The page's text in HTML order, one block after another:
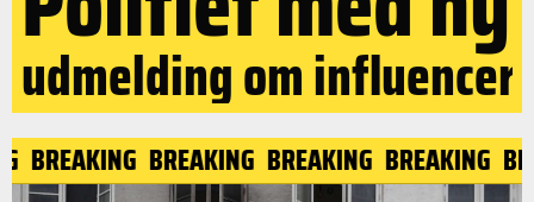
udmelding om influencer
BREAKING BREAKING BREAKING BREAKING